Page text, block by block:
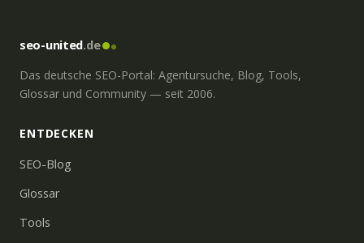
seo-united.de
Das deutsche SEO-Portal: Agentursuche, Blog, Tools,
Glossar und Community — seit 2006.
ENTDECKEN
SEO-Blog
Glossar
Tools